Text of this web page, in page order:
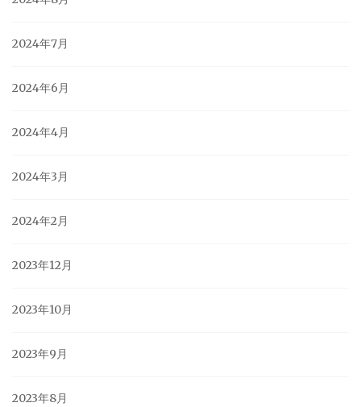
2024年7月
2024年6月
2024年4月
2024年3月
2024年2月
2023年12月
2023年10月
2023年9月
2023年8月